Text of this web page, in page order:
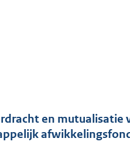
en mutualisatie